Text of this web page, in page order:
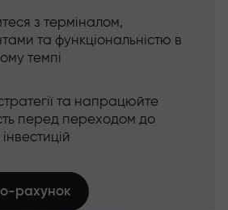
з терміналом,
та функціональністю в
темпі
стратегії та напрацюйте
перед переходом до
рахунок